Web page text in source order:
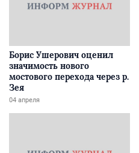
Борис Ушерович оценил
значимость нового
мостового перехода через р.
Зея
04 апреля